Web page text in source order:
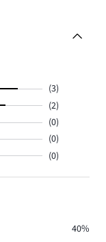
(3)
(2)
(0)
(0)
(0)
40%